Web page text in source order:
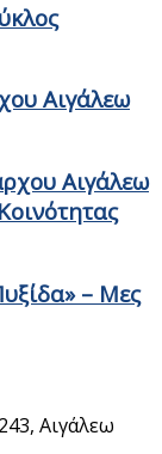
Αιγάλεω
Αιγάλεω
– Μες
Αιγάλεω